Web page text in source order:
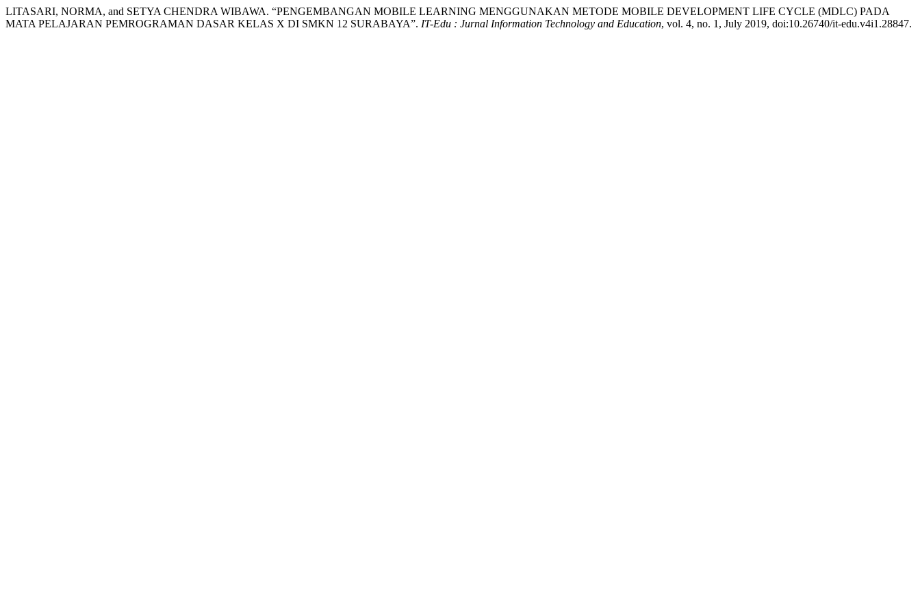
LITASARI, NORMA, and SETYA CHENDRA WIBAWA. “PENGEMBANGAN MOBILE LEARNING MENGGUNAKAN METODE MOBILE DEVELOPMENT LIFE CYCLE (MDLC) PADA
MATA PELAJARAN PEMROGRAMAN DASAR KELAS X DI SMKN 12 SURABAYA”. IT-Edu : Jurnal Information Technology and Education, vol. 4, no. 1, July 2019, doi:10.26740/it-edu.v4i1.28847.